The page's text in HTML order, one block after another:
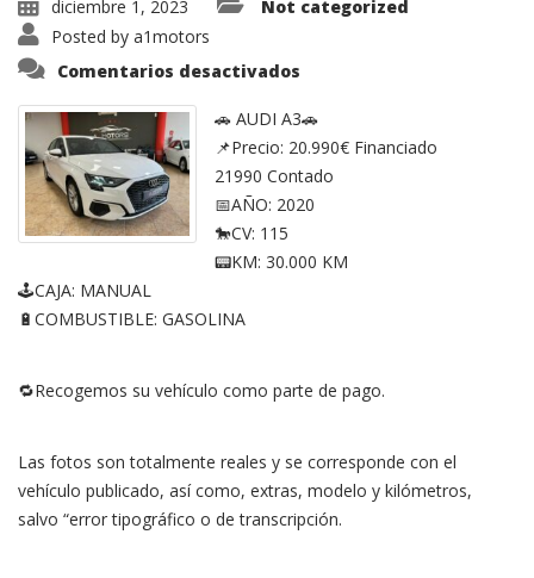
diciembre 1, 2023
Not categorized
Posted by a1motors
Comentarios desactivados
🚗 AUDI A3🚗
📌Precio: 20.990€ Financiado
21990 Contado
📅AÑO: 2020
🐎CV: 115
📟KM: 30.000 KM
🕹CAJA: MANUAL
🔋COMBUSTIBLE: GASOLINA
🔁Recogemos su vehículo como parte de pago.
Las fotos son totalmente reales y se corresponde con el
vehículo publicado, así como, extras, modelo y kilómetros,
salvo “error tipográfico o de transcripción.